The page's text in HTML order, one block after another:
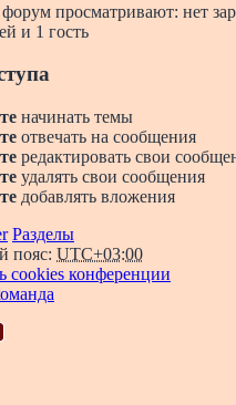
форум просматривают: нет
и 1 гость
начинать темы
отвечать на сообщения
редактировать свои
удалять свои сообщения
добавлять вложения
Разделы
пояс: UTC+03:00
cookies конференции